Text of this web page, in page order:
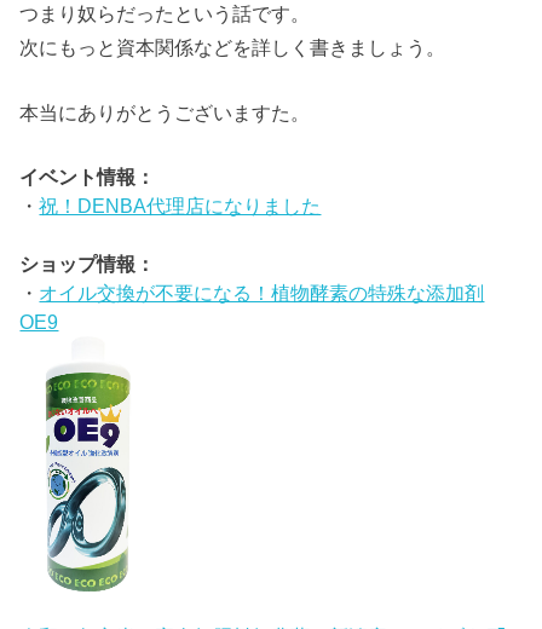
つまり奴らだったという話です。
次にもっと資本関係などを詳しく書きましょう。
本当にありがとうございますた。
イベント情報：
・祝！DENBA代理店になりました
ショップ情報：
・ オイル交換が不要になる！植物酵素の特殊な添加剤
OE9